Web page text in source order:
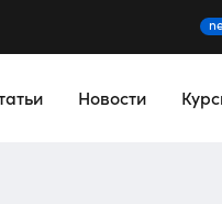
Новости